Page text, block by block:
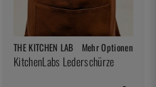
THE KITCHEN LAB Mehr Optionen
KitchenLabs Lederschürze